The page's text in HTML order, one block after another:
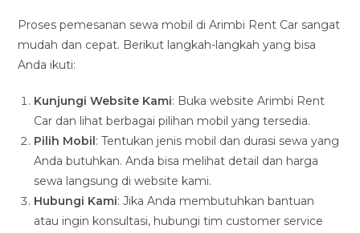
Proses pemesanan sewa mobil di Arimbi Rent Car sangat
mudah dan cepat. Berikut langkah-langkah yang bisa
Anda ikuti:
Kunjungi Website Kami: Buka website Arimbi Rent
Car dan lihat berbagai pilihan mobil yang tersedia.
Pilih Mobil : Tentukan jenis mobil dan durasi sewa yang
Anda butuhkan. Anda bisa melihat detail dan harga
sewa langsung di website kami.
Hubungi Kami: Jika Anda membutuhkan bantuan
atau ingin konsultasi, hubungi tim customer service